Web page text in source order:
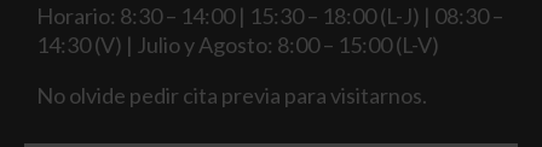
Horario: 8:30 – 14:00 | 15:30 – 18:00 (L-J) | 08:30 –
14:30 (V) | Julio y Agosto: 8:00 – 15:00 (L-V)
No olvide pedir cita previa para visitarnos.